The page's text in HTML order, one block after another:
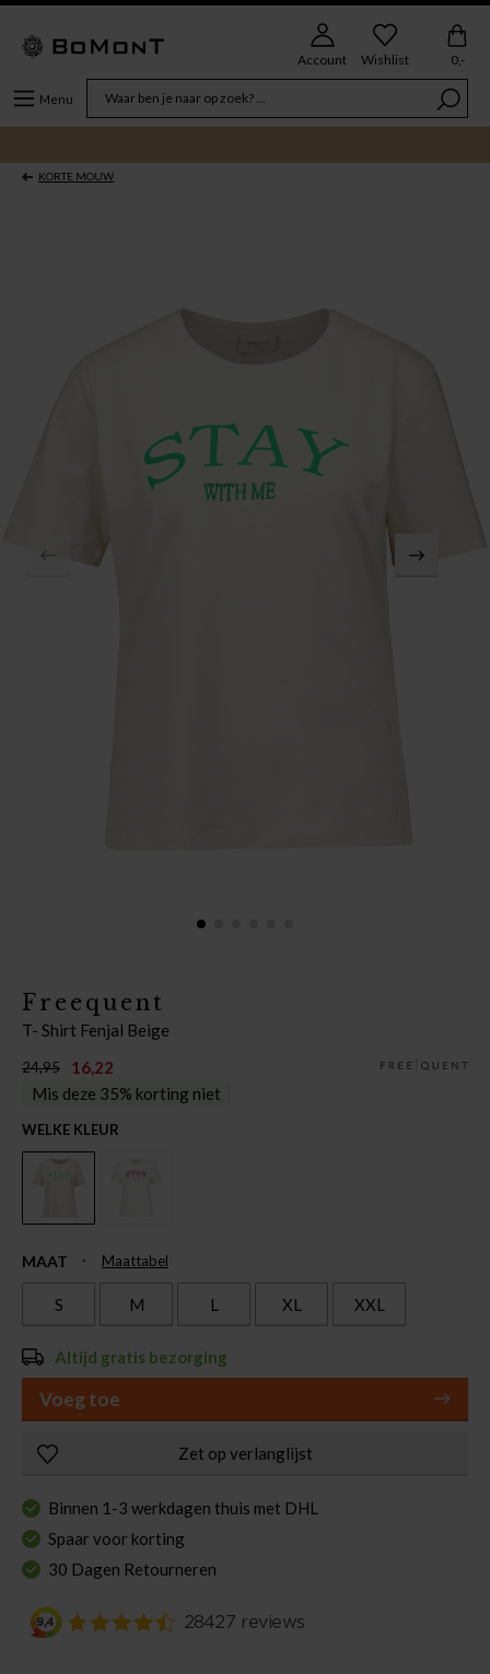
Menu
Account Wishlist 0,-
KORTE MOUW
Freequent
T- Shirt Fenjal Beige
24,95
16,22
Mis deze 35% korting niet
WELKE KLEUR
MAAT Maattabel
S M L XL XXL
Altijd gratis bezorging
Voeg toe
Zet op verlanglijst
Binnen 1-3 werkdagen thuis met DHL
Spaar voor korting
30 Dagen Retourneren